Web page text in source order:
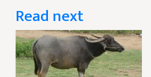
Read next